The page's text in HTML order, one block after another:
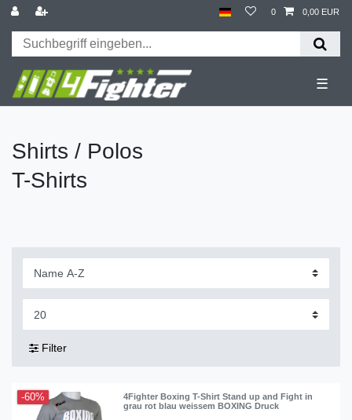
0 0,00 EUR
☰
Shirts / Polos
T-Shirts
Filter
-60%
4Fighter Boxing T-Shirt Stand up and Fight in
grau rot blau weissem BOXING Druck